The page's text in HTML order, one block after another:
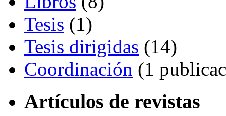
Tesis (1)
Tesis dirigidas (14)
Coordinación (1
Artículos de revistas